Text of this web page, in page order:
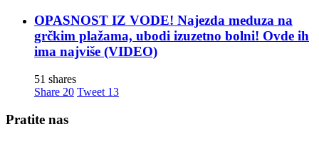
OPASNOST IZ VODE! Najezda meduza na
grčkim plažama, ubodi izuzetno bolni! Ovde ih
ima najviše (VIDEO)
51 shares
Share 20 Tweet 13
Pratite nas